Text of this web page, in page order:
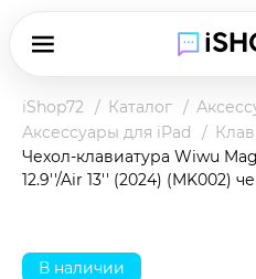
iShop72 Каталог
Аксессуары для iPad
Чехол-клавиатура Wiwu
12.9''/Air 13'' (2024) (MK002)
В наличии
наличными в магазине или при